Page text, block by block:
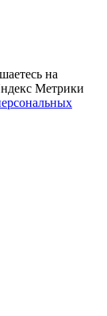
на
Метрики